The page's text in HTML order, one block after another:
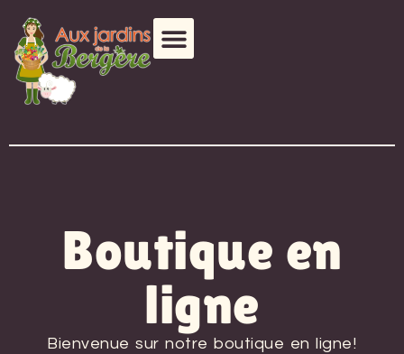
Boutique en
ligne
Bienvenue sur notre boutique en ligne!